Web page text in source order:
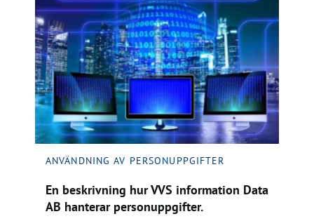
ANVÄNDNING AV PERSONUPPGIFTER
En beskrivning hur VVS information Data
AB hanterar personuppgifter.